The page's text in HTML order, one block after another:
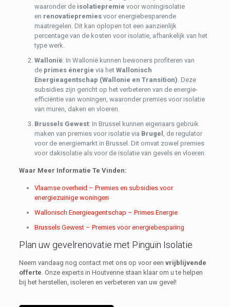
waaronder de isolatiepremie voor woningisolatie
en renovatiepremiesvoor energiebesparende
maatregelen. Dit kan oplopen tot een aanzienlijk
percentage van de kosten voor isolatie, afhankelijk van het
type werk.
Wallonië: In Wallonië kunnen bewoners profiteren van
de primes énergie via het Wallonisch
Energieagentschap (Wallonie en Transition) . Deze
subsidies zijn gericht op het verbeteren van de energie-
efficiëntie van woningen, waaronder premies voor isolatie
van muren, daken en vloeren.
Brussels Gewest: In Brussel kunnen eigenaars gebruik
maken van premies voor isolatie via Brugel
, de regulator
voor de energiemarkt in Brussel. Dit omvat zowel premies
voor dakisolatie als voor de isolatie van gevels en vloeren.
Waar Meer Informatie Te Vinden:
Vlaamse overheid – Premies en subsidies voor
energiezuinige woningen
Wallonisch Energieagentschap – Primes Energie
Brussels Gewest – Premies voor energiebesparing
Plan uw gevelrenovatie met Pinguïn Isolatie
Neem vandaag nog contact met ons op voor een vrijblijvende
offerte . Onze experts in Houtvenne staan klaar om u te helpen
bij het herstellen, isoleren en verbeteren van uw gevel!